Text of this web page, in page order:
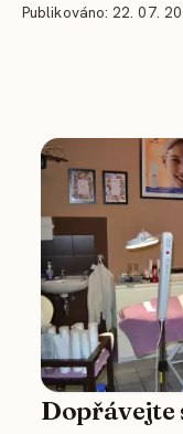
Publikováno: 22. 07.
Dopřávejte